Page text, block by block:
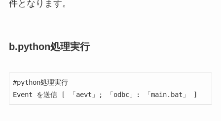
件となります。
b.python処理実行
#python処理実行
Event を送信 [ 「aevt」; 「odbc」: 「main.bat」 ]